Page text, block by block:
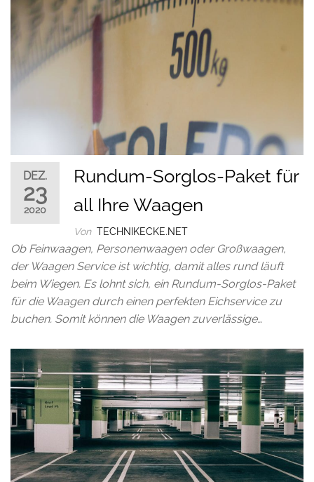
DEZ.
23
2020
Rundum-Sorglos-Paket für
all Ihre Waagen
Von TECHNIKECKE.NET
Ob Feinwaagen, Personenwaagen oder Großwaagen,
der Waagen Service ist wichtig, damit alles rund läuft
beim Wiegen. Es lohnt sich, ein Rundum-Sorglos-Paket
für die Waagen durch einen perfekten Eichservice zu
buchen. Somit können die Waagen zuverlässige…